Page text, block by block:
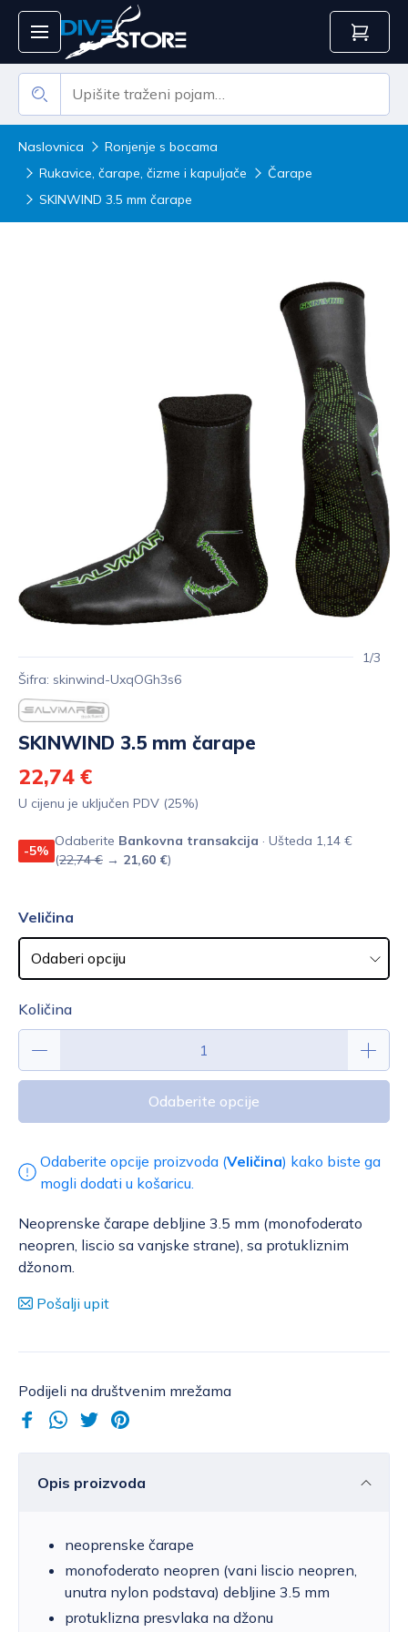
Naslovnica
Ronjenje s bocama
Rukavice, čarape, čizme i kapuljače
Čarape
SKINWIND 3.5 mm čarape
1/3
Šifra: skinwind-UxqOGh3s6
SKINWIND 3.5 mm čarape
22,74 €
U cijenu je uključen PDV (25%)
-5%
Odaberite Bankovna transakcija · Ušteda 1,14 €
(22,74 € → 21,60 €)
Veličina
Količina
Odaberite opcije
Odaberite opcije proizvoda (Veličina) kako biste ga
mogli dodati u košaricu.
Neoprenske čarape debljine 3.5 mm (monofoderato
neopren, liscio sa vanjske strane), sa protukliznim
džonom.
Pošalji upit
Podijeli na društvenim mrežama
Opis proizvoda
neoprenske čarape
monofoderato neopren (vani liscio neopren,
unutra nylon podstava) debljine 3.5 mm
protuklizna presvlaka na džonu